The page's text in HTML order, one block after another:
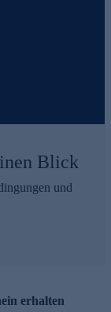
Blick
und
erhalten